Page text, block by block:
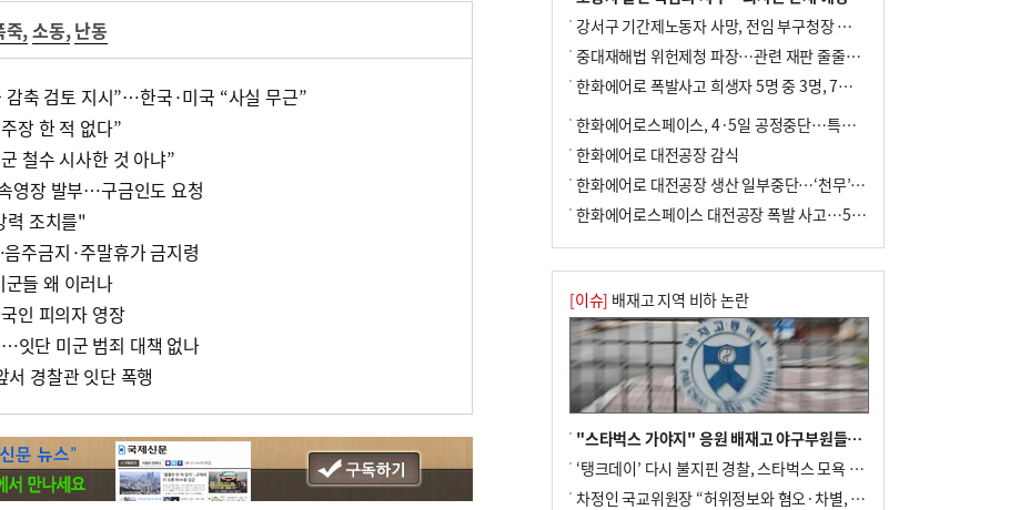
죽,소동,난동
감축 검토 지시”…한국·미국 “사실 무근”
장 한 적 없다”
철수 시사한 것 아냐”
영장 발부…구금인도 요청
력 조치를"
주금지·주말휴가 금지령
들 왜 이러나
인 피의자 영장
잇단 미군 범죄 대책 없나
서 경찰관 잇단 폭행
강서구 기간제노동자 사망, 전임 부구청장 檢 송치
중대재해법 위헌제청 파장…관련 재판 줄줄이 브레이크
한화에어로 폭발사고 희생자 5명 중 3명, 7일 영면
한화에어로스페이스, 4·5일 공정중단…특별 안전점검
한화에어로 대전공장 감식
한화에어로 대전공장 생산 일부중단…‘천무’ 수출 비상
한화에어로스페이스 대전공장 폭발 사고…5명 사망·2명 부상(종합)
[이슈] 배재고 지역 비하 논란
"스타벅스 가야지" 응원 배재고 야구부원들, 학교서 징계 처분
‘탱크데이’ 다시 불지핀 경찰, 스타벅스 모욕 혐의 압수수색
차정인 국교위원장 “허위정보와 혐오·차별, 학교 교실까지 유입"